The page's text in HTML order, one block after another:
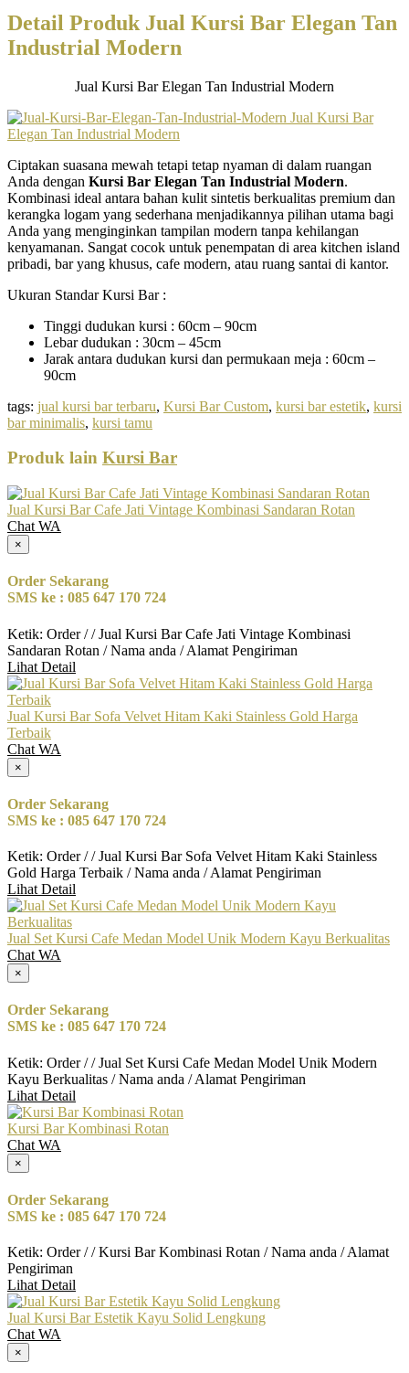
Detail Produk Jual Kursi Bar Elegan Tan
Industrial Modern
Jual Kursi Bar Elegan Tan Industrial Modern
Ciptakan suasana mewah tetapi tetap nyaman di dalam ruangan
Anda dengan Kursi Bar Elegan Tan Industrial Modern.
Kombinasi ideal antara bahan kulit sintetis berkualitas premium dan
kerangka logam yang sederhana menjadikannya pilihan utama bagi
Anda yang menginginkan tampilan modern tanpa kehilangan
kenyamanan. Sangat cocok untuk penempatan di area kitchen island
pribadi, bar yang khusus, cafe modern, atau ruang santai di kantor.
Ukuran Standar Kursi Bar :
Tinggi dudukan kursi : 60cm – 90cm
Lebar dudukan : 30cm – 45cm
Jarak antara dudukan kursi dan permukaan meja : 60cm –
90cm
tags: jual kursi bar terbaru, Kursi Bar Custom, kursi bar estetik, kursi
bar minimalis, kursi tamu
Produk lain Kursi Bar
Jual Kursi Bar Cafe Jati Vintage Kombinasi Sandaran Rotan
Chat WA
×
Order Sekarang
SMS ke : 085 647 170 724
Ketik: Order / / Jual Kursi Bar Cafe Jati Vintage Kombinasi
Sandaran Rotan / Nama anda / Alamat Pengiriman
Lihat Detail
Jual Kursi Bar Sofa Velvet Hitam Kaki Stainless Gold Harga
Terbaik
Chat WA
×
Order Sekarang
SMS ke : 085 647 170 724
Ketik: Order / / Jual Kursi Bar Sofa Velvet Hitam Kaki Stainless
Gold Harga Terbaik / Nama anda / Alamat Pengiriman
Lihat Detail
Jual Set Kursi Cafe Medan Model Unik Modern Kayu Berkualitas
Chat WA
×
Order Sekarang
SMS ke : 085 647 170 724
Ketik: Order / / Jual Set Kursi Cafe Medan Model Unik Modern
Kayu Berkualitas / Nama anda / Alamat Pengiriman
Lihat Detail
Kursi Bar Kombinasi Rotan
Chat WA
×
Order Sekarang
SMS ke : 085 647 170 724
Ketik: Order / / Kursi Bar Kombinasi Rotan / Nama anda / Alamat
Pengiriman
Lihat Detail
Jual Kursi Bar Estetik Kayu Solid Lengkung
Chat WA
×